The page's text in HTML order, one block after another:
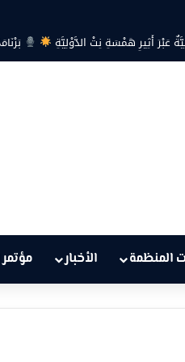
البنية التحتية… هل أصبحت أزمة
المنظمة الأخبار مؤتمر